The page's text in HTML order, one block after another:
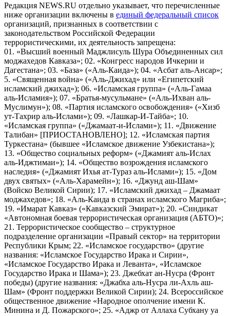
Редакция NEWS.RU отдельно указывает, что перечисленные
ниже организации включены в единый федеральный список
организаций, признанных в соответствии с
законодательством Российской Федерации
террористическими, их деятельность запрещена:
01. «Высший военный Маджлисуль Шура Объединенных сил
моджахедов Кавказа»; 02. «Конгресс народов Ичкерии и
Дагестана»; 03. «База» («Аль-Каида»); 04. «Асбат аль-Ансар»;
5. «Священная война» («Аль-Джихад» или «Египетский
исламский джихад»); 06. «Исламская группа» («Аль-Гамаа
аль-Исламия»); 07. «Братья-мусульмане» («Аль-Ихван аль-
Муслимун»); 08. «Партия исламского освобождения» («Хизб
ут-Тахрир аль-Ислами»); 09. «Лашкар-И-Тайба»; 10.
«Исламская группа» («Джамаат-и-Ислами»); 11. «Движение
Талибан» [ПРИОСТАНОВЛЕНО]; 12. «Исламская партия
Туркестана» (бывшее «Исламское движение Узбекистана»);
13. «Общество социальных реформ» («Джамият аль-Ислах
аль-Иджтимаи»); 14. «Общество возрождения исламского
наследия» («Джамият Ихья ат-Тураз аль-Ислами»); 15. «Дом
двух святых» («Аль-Харамейн»); 16. «Джунд аш-Шам»
(Войско Великой Сирии); 17. «Исламский джихад – Джамаат
моджахедов»; 18. «Аль-Каида в странах исламского Магриба»;
19. «Имарат Кавказ» («Кавказский Эмират»); 20. «Синдикат
«Автономная боевая террористическая организация (АБТО)»;
21. Террористическое сообщество – структурное
подразделение организации «Правый сектор» на территории
Республики Крым; 22. «Исламское государство» (другие
названия: «Исламское Государство Ирака и Сирии»,
«Исламское Государство Ирака и Леванта», «Исламское
Государство Ирака и Шама»); 23. Джебхат ан-Нусра (Фронт
победы) (другие названия: «Джабха аль-Нусра ли-Ахль аш-
Шам» (Фронт поддержки Великой Сирии); 24. Всероссийское
общественное движение «Народное ополчение имени К.
Минина и Д. Пожарского»; 25. «Аджр от Аллаха Субхану уа